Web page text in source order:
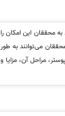
محققان این امکان را
می‌توانند به طور
مراحل آن، مزایا و